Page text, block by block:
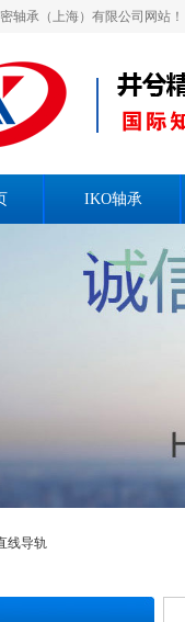
轴承（上海）有限公司网站！
IKO轴承
线导轨